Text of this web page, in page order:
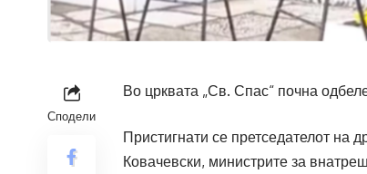
Сподели
Во црквата „Св. Спас“ почна
Пристигнати се претседателот
Ковачевски, министрите за